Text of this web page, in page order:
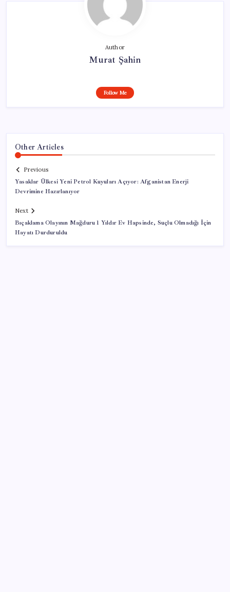
Author
Murat Şahin
Follow Me
Other Articles
Previous
Yasaklar Ülkesi Yeni Petrol Kuyuları Açıyor: Afganistan Enerji
Devrimine Hazırlanıyor
Next
Bıçaklama Olayının Mağduru 1 Yıldır Ev Hapsinde, Suçlu Olmadığı İçin
Hayatı Durduruldu